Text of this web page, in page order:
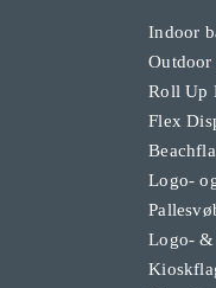
Indoor
Outdoor
Roll Up
Flex
Logo-
Logo- &